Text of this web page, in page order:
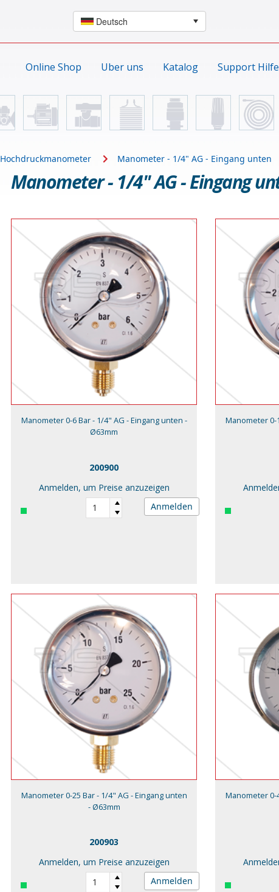
Online Shop Uber uns Katalog Support Hilfe
Hochdruckmanometer Manometer - 1/4" AG - Eingang unten
Manometer - 1/4" AG - Eingang
Manometer 0-6 Bar - 1/4" AG - Eingang unten -
Ø63mm
200900
Anmelden, um Preise anzuzeigen
Anmelden
Manometer 0-
Manometer 0-25 Bar - 1/4" AG - Eingang unten
- Ø63mm
200903
Anmelden, um Preise anzuzeigen
Anmelden
Manometer 0-